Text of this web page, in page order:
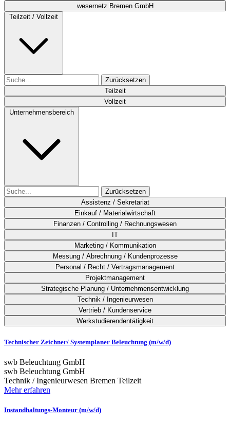
wesernetz Bremen GmbH
Teilzeit / Vollzeit
Zurücksetzen
Teilzeit
Vollzeit
Unternehmensbereich
Zurücksetzen
Assistenz / Sekretariat
Einkauf / Materialwirtschaft
Finanzen / Controlling / Rechnungswesen
IT
Marketing / Kommunikation
Messung / Abrechnung / Kundenprozesse
Personal / Recht / Vertragsmanagement
Projektmanagement
Strategische Planung / Unternehmensentwicklung
Technik / Ingenieurwesen
Vertrieb / Kundenservice
Werkstudierendentätigkeit
Technischer Zeichner/ Systemplaner Beleuchtung (m/w/d)
swb Beleuchtung GmbH
swb Beleuchtung GmbH
Technik / Ingenieurwesen Bremen Teilzeit
Mehr erfahren
Instandhaltungs-Monteur (m/w/d)